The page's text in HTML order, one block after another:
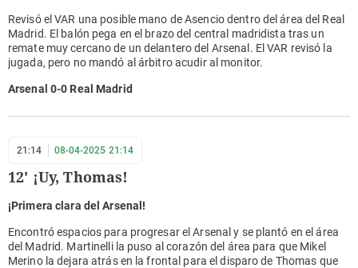
Revisó el VAR una posible mano de Asencio dentro del área del Real
Madrid. El balón pega en el brazo del central madridista tras un
remate muy cercano de un delantero del Arsenal. El VAR revisó la
jugada, pero no mandó al árbitro acudir al monitor.
Arsenal 0-0 Real Madrid
21:14 08-04-2025 21:14
12' ¡Uy, Thomas!
¡Primera clara del Arsenal!
Encontró espacios para progresar el Arsenal y se plantó en el área
del Madrid. Martinelli la puso al corazón del área para que Mikel
Merino la dejara atrás en la frontal para el disparo de Thomas que